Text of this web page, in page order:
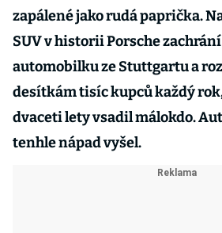
zapálené jako rudá paprička.
SUV v historii Porsche
automobilku ze Stuttgartu a
desítkám tisíc kupců každý
dvaceti lety vsadil málokdo.
tenhle nápad vyšel.